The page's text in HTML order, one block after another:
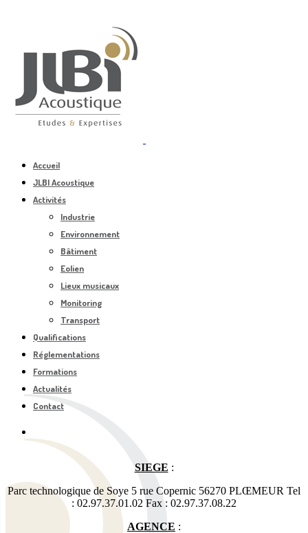
Accueil
JLBI Acoustique
Activités
Industrie
Environnement
Bâtiment
Eolien
Lieux musicaux
Monitoring
Transport
Qualifications
Réglementations
Formations
Actualités
Contact
SIEGE :
Parc technologique de Soye 5 rue Copernic 56270 PLŒMEUR Tel
: 02.97.37.01.02 Fax : 02.97.37.08.22
AGENCE :